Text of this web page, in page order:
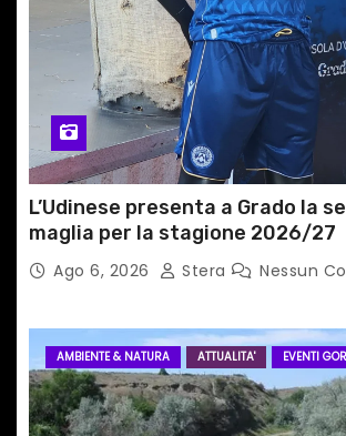
c
l
i
L’Udinese presenta a Grado la
maglia per la stagione 2026/27
Ago 6, 2026 Stera Nessun
AMBIENTE & NATURA ATTUALITA' EVENTI